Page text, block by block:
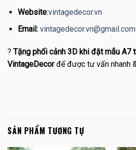
Website:vintagedecor.vn
Email: vintagedecor.vn@gmail.com
? Tặng phối cảnh 3D khi đặt mẫu A7
VintageDecorđể được tư vấn nhanh
SẢN PHẨM TƯƠNG TỰ